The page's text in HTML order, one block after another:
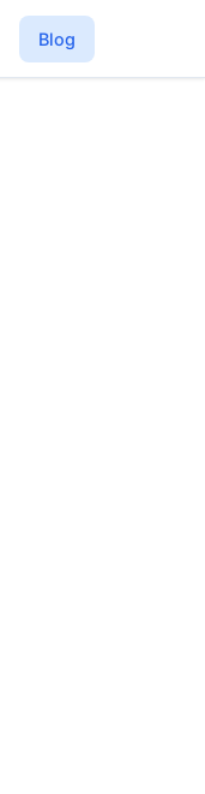
Blog